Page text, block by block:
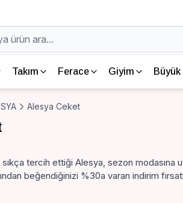
Takım Ferace Giyim
Alesya Ceket
sıkça tercih ettiği Alesya, sezon
beğendiğinizi %30a varan indirim